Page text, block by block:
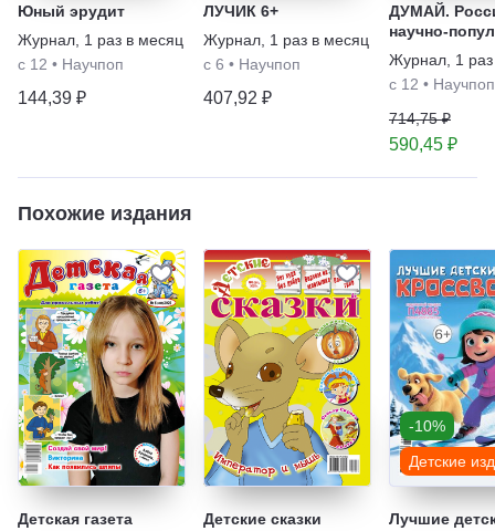
Юный эрудит
Журнал 1 раз в месяц
с 12 • Научпоп
144,39 ₽
ЛУЧИК 6+
Журнал 1 раз в месяц
с 6 • Научпоп
407,92 ₽
ДУМАЙ.
научно-
журнал для
школьников
родителей
Журнал 1
с 12 • Научпоп
714,75 ₽
590,45 ₽
Похожие издания
Детская газета
Детские сказки
-10%
Детские
Лучшие